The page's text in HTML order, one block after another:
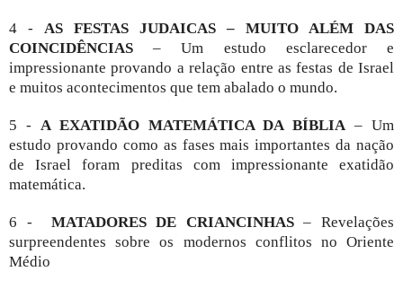
4 - AS FESTAS JUDAICAS – MUITO ALÉM DAS
COINCIDÊNCIAS – Um estudo esclarecedor e
impressionante provando a relação entre as festas de Israel
e muitos acontecimentos que tem abalado o mundo.
5 - A EXATIDÃO MATEMÁTICA DA BÍBLIA – Um
estudo provando como as fases mais importantes da nação
de Israel foram preditas com impressionante exatidão
matemática.
6 - MATADORES DE CRIANCINHAS– Revelações
surpreendentes sobre os modernos conflitos no Oriente
Médio